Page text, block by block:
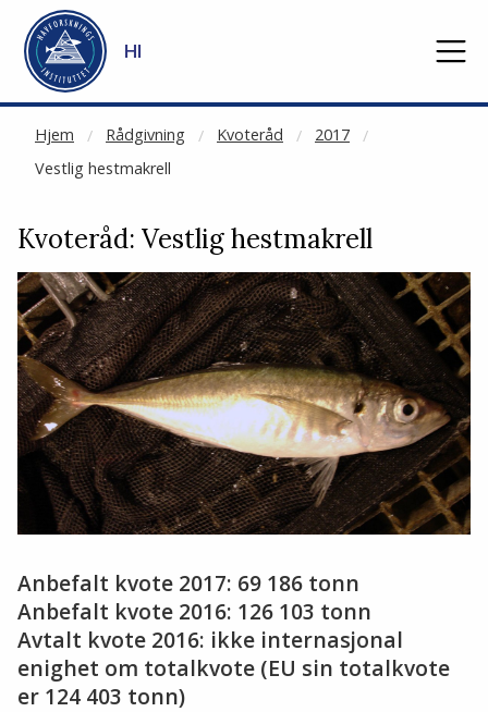
Gå til hovedinnhold
HI
Hjem Rådgivning Kvoteråd
2017
Vestlig hestmakrell
NOT CACHED
Kvoteråd: Vestlig hestmakrell
Anbefalt kvote 2017: 69 186 tonn
Anbefalt kvote 2016: 126 103 tonn
Avtalt kvote 2016: ikke internasjonal
enighet om totalkvote (EU sin totalkvote
er 124 403 tonn)